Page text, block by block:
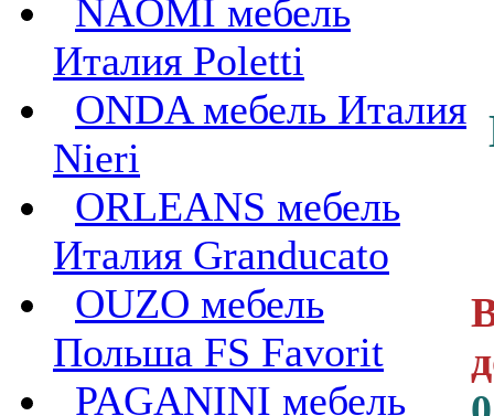
NAOMI мебель
Италия Poletti
ONDA мебель Италия
Nieri
ORLEANS мебель
Италия Granducato
OUZO мебель
Польша FS Favorit
PAGANINI мебель